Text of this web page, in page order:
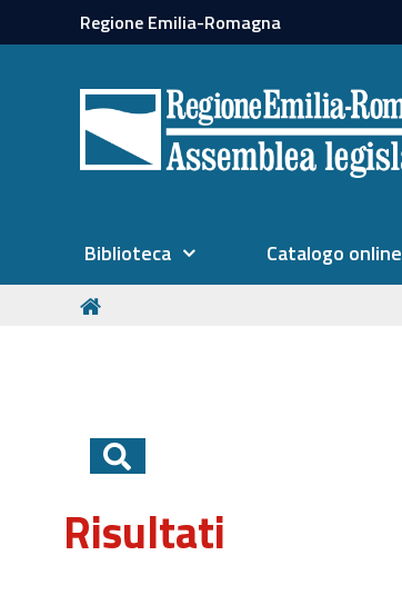
Regione Emilia-Romagna
Biblioteca Catalogo online
Risultati